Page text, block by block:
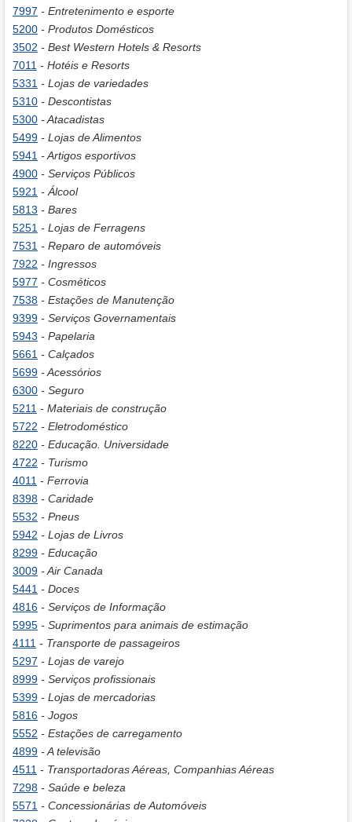
7997 - Entretenimento e esporte
5200 - Produtos Domésticos
3502 - Best Western Hotels & Resorts
7011 - Hotéis e Resorts
5331 - Lojas de variedades
5310 - Descontistas
5300 - Atacadistas
5499 - Lojas de Alimentos
5941 - Artigos esportivos
4900 - Serviços Públicos
5921 - Álcool
5813 - Bares
5251 - Lojas de Ferragens
7531 - Reparo de automóveis
7922 - Ingressos
5977 - Cosméticos
7538 - Estações de Manutenção
9399 - Serviços Governamentais
5943 - Papelaria
5661 - Calçados
5699 - Acessórios
6300 - Seguro
5211 - Materiais de construção
5722 - Eletrodoméstico
8220 - Educação. Universidade
4722 - Turismo
4011 - Ferrovia
8398 - Caridade
5532 - Pneus
5942 - Lojas de Livros
8299 - Educação
3009 - Air Canada
5441 - Doces
4816 - Serviços de Informação
5995 - Suprimentos para animais de estimação
4111 - Transporte de passageiros
5297 - Lojas de varejo
8999 - Serviços profissionais
5399 - Lojas de mercadorias
5816 - Jogos
5552 - Estações de carregamento
4899 - A televisão
4511 - Transportadoras Aéreas, Companhias Aéreas
7298 - Saúde e beleza
5571 - Concessionárias de Automóveis